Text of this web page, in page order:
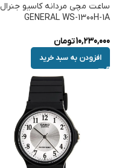
ساعت مچی مردانه کاسیو جنرال
GENERAL WS-1300H-1A
10,230,000تومان
افزودن به سبد خرید